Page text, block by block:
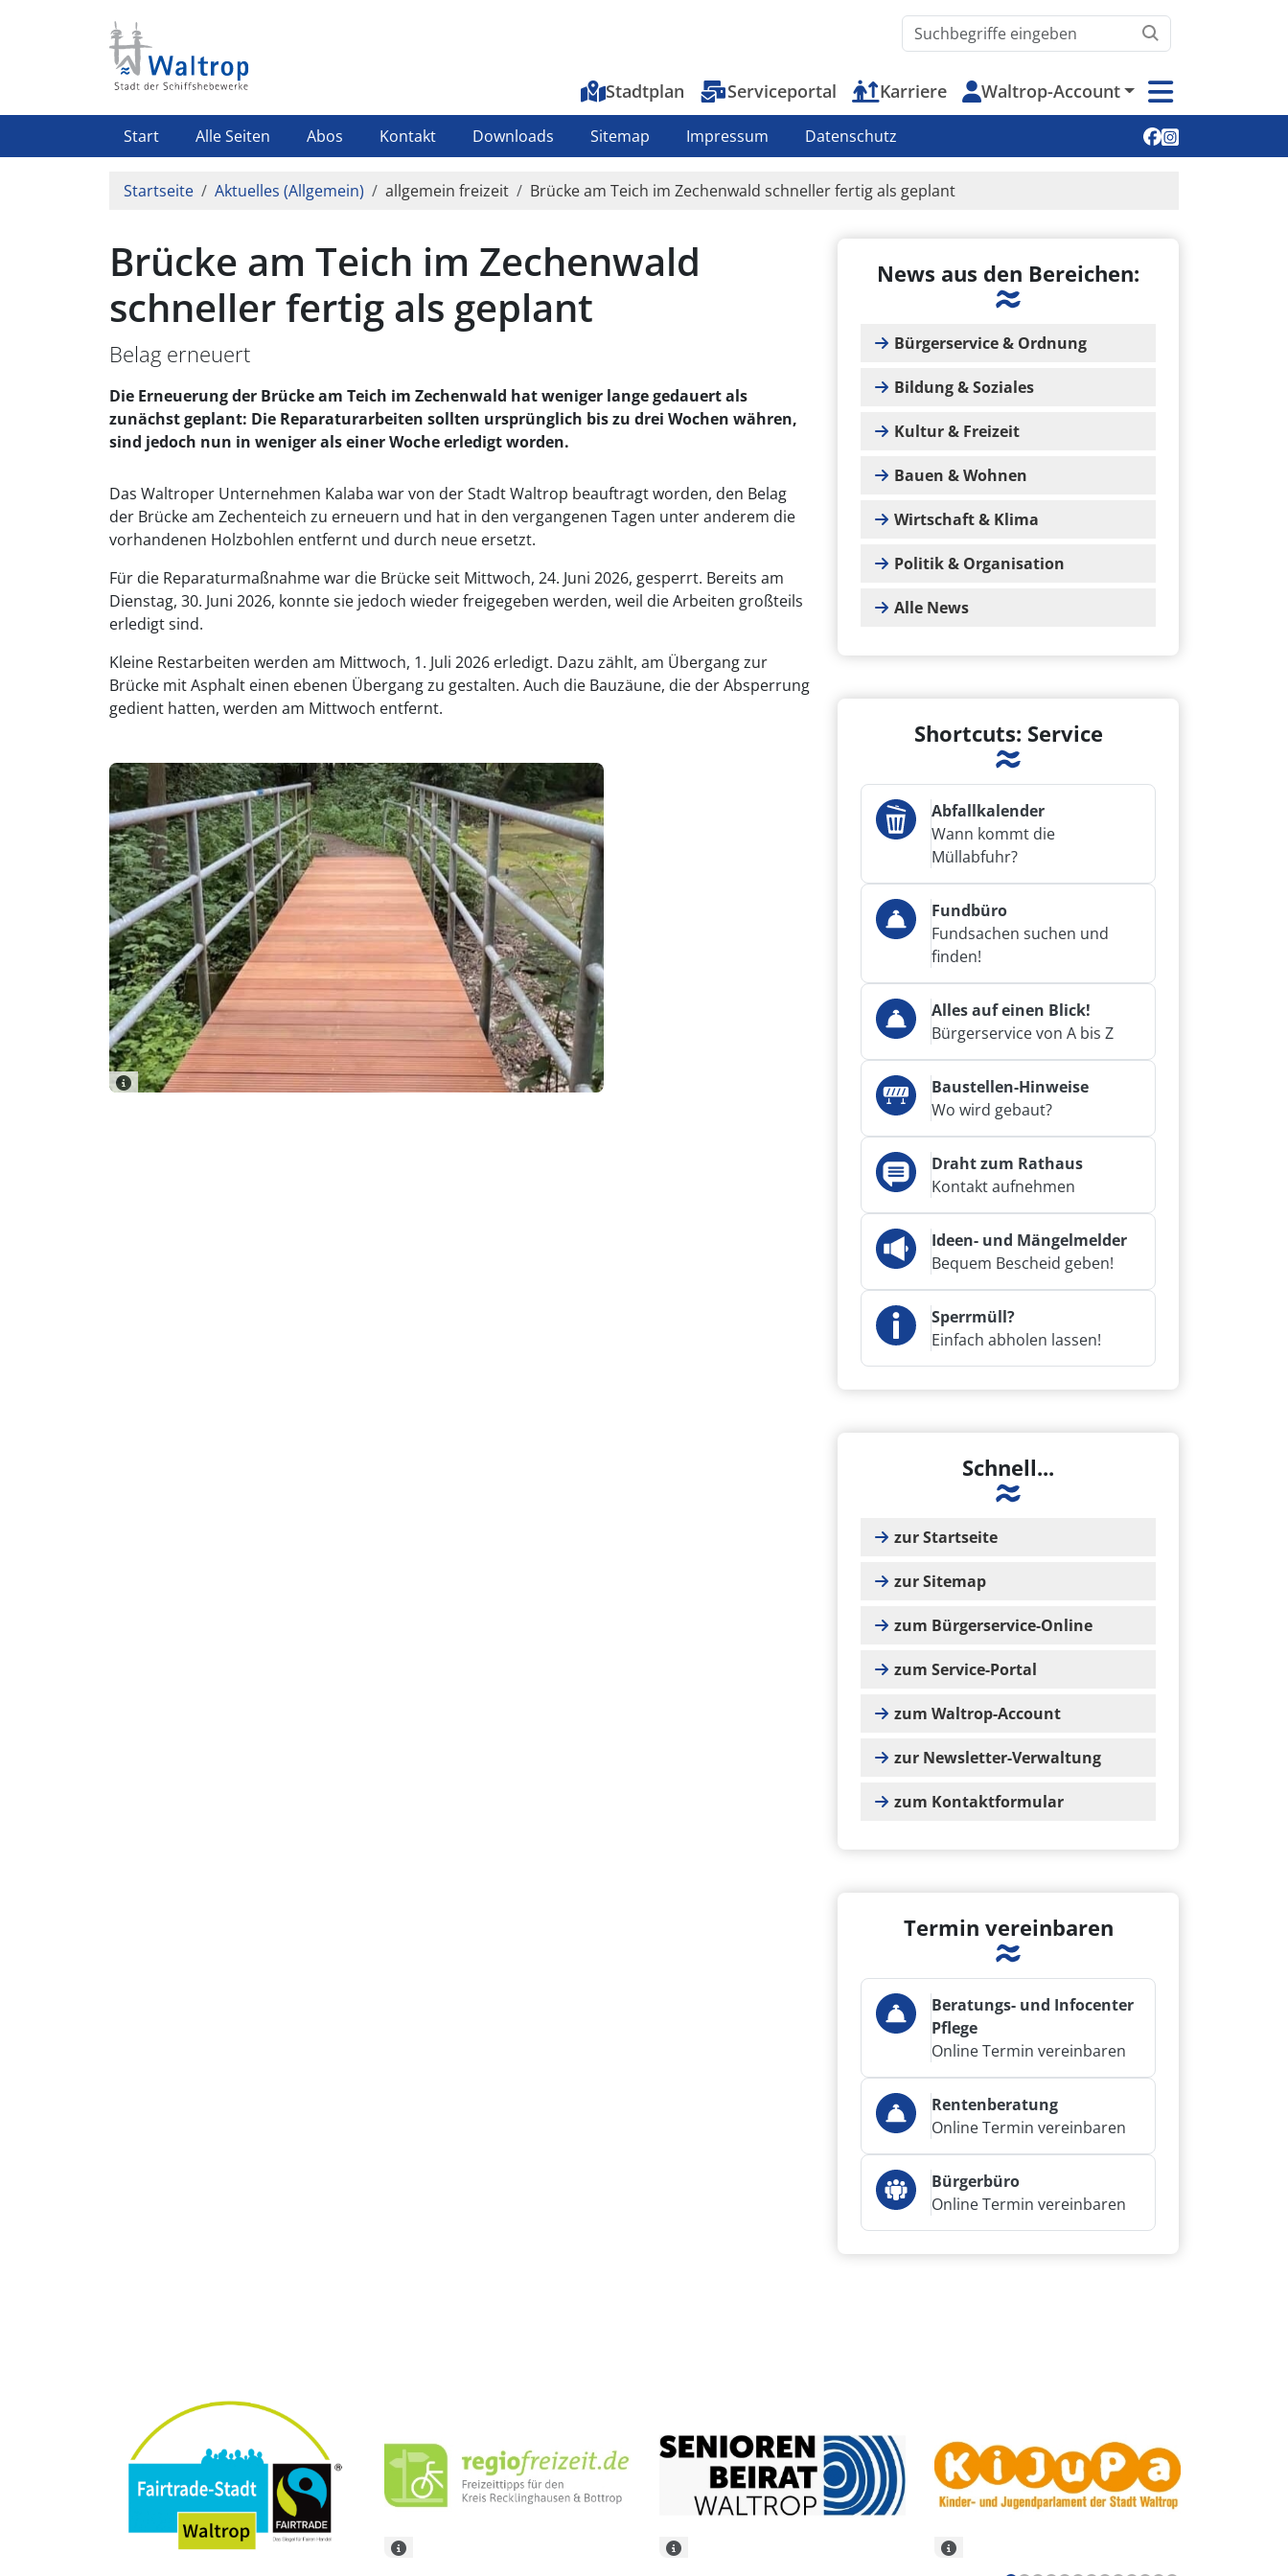
Waltrop.de durchsuchen
Top-Menu
Stadtplan Serviceportal Karriere Waltrop-Account
Highlight Menü
Start Alle Seiten Abos Kontakt Downloads Sitemap Impressum Datenschutz Soziale Medien
Pfadnavigation
Startseite Aktuelles (Allgemein) allgemein freizeit Brücke am Teich im Zechenwald schneller fertig als geplant
Brücke am Teich im Zechenwald
schneller fertig als geplant
Belag erneuert
Die Erneuerung der Brücke am Teich im Zechenwald hat weniger lange gedauert als
zunächst geplant: Die Reparaturarbeiten sollten ursprünglich bis zu drei Wochen währen,
sind jedoch nun in weniger als einer Woche erledigt worden.
Das Waltroper Unternehmen Kalaba war von der Stadt Waltrop beauftragt worden, den Belag
der Brücke am Zechenteich zu erneuern und hat in den vergangenen Tagen unter anderem die
vorhandenen Holzbohlen entfernt und durch neue ersetzt.
Für die Reparaturmaßnahme war die Brücke seit Mittwoch, 24. Juni 2026, gesperrt. Bereits am
Dienstag, 30. Juni 2026, konnte sie jedoch wieder freigegeben werden, weil die Arbeiten großteils
erledigt sind.
Kleine Restarbeiten werden am Mittwoch, 1. Juli 2026 erledigt. Dazu zählt, am Übergang zur
Brücke mit Asphalt einen ebenen Übergang zu gestalten. Auch die Bauzäune, die der Absperrung
gedient hatten, werden am Mittwoch entfernt.
News aus den Bereichen:
Bürgerservice & Ordnung
Bildung & Soziales
Kultur & Freizeit
Bauen & Wohnen
Wirtschaft & Klima
Politik & Organisation
Alle News
Shortcuts: Service
Abfallkalender
Wann kommt die
Müllabfuhr?
Fundbüro
Fundsachen suchen und
finden!
Alles auf einen Blick!
Bürgerservice von A bis Z
Baustellen-Hinweise
Wo wird gebaut?
Draht zum Rathaus
Kontakt aufnehmen
Ideen- und Mängelmelder
Bequem Bescheid geben!
Sperrmüll?
Einfach abholen lassen!
Schnell...
zur Startseite
zur Sitemap
zum Bürgerservice-Online
zum Service-Portal
zum Waltrop-Account
zur Newsletter-Verwaltung
zum Kontaktformular
Termin vereinbaren
Beratungs- und Infocenter
Pflege
Online Termin vereinbaren
Rentenberatung
Online Termin vereinbaren
Bürgerbüro
Online Termin vereinbaren